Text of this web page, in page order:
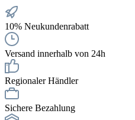
10% Neukundenrabatt
Versand innerhalb von 24h
Regionaler Händler
Sichere Bezahlung